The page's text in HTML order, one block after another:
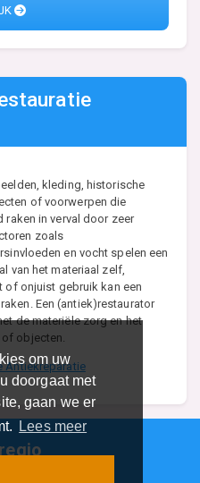
om uw
doorgaat met
gaan we er
Lees meer
kleding, historische
of voorwerpen die
in verval door zeer
zoals
en vocht spelen een
van het materiaal zelf,
onjuist gebruik kan een
Een (antiek)restaurator
de materiële zorg en het
of objecten.
Antiekreparatie